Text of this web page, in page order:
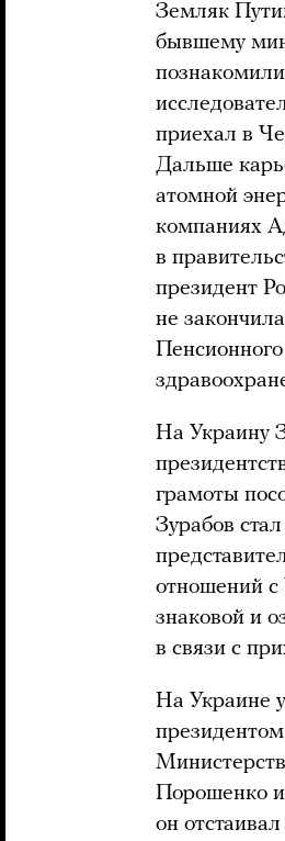
Земляк
бывшему
приехал в
Дальше
атомной
компаниях
в
президент
не
На Украину
грамоты
Зурабов
отношений
знаковой и
в связи с
На Украине
Порошенко
он